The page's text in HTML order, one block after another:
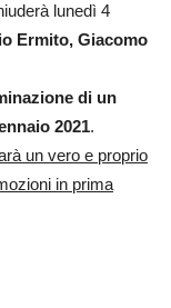
lunedì 4
Ermito, Giacomo
di un
2021.
un vero e proprio
in prima